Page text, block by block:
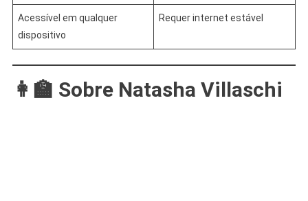
Acessível em qualquer
dispositivo
Requer internet estável
👩‍🏫 Sobre Natasha Villaschi